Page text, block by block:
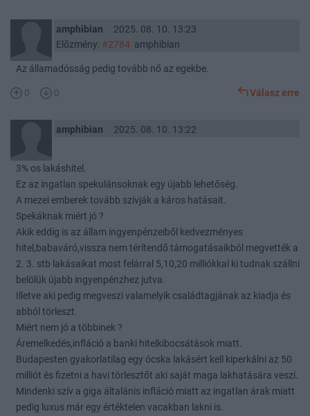
amphibian
2025. 08. 10. 13:23
Előzmény: #2784amphibian
Az államadósság pedig tovább nő az egekbe.
0 0 Válasz erre
amphibian 2025. 08. 10. 13:22
3% os lakáshitel.
Ez az ingatlan spekulánsoknak egy újabb lehetőség.
A mezei emberek tovább szívják a káros hatásait.
Spekáknak miért jó ?
Akik eddig is az állam ingyenpénzeiből kedvezményes
hitel,babaváró,vissza nem térítendő támogatásaikból megvették a
2. 3. stb lakásaikat most felárral 5,10,20 milliókkal ki tudnak szállni
belölük újabb ingyenpénzhez jutva.
Illetve aki pedig megveszi valamelyik családtagjának az kiadja és
abból törleszt.
Miért nem jó a többinek ?
Áremelkedés,infláció a banki hitelkibocsátások miatt.
Budapesten gyakorlatilag egy ócska lakásért kell kiperkálni az 50
milliót és fizetni a havi törlesztőt aki saját maga lakhatására veszi.
Mindenki szív a giga általánis infláció miatt az ingatlan árak miatt
pedig luxus már egy értéktelen vacakban lakni is.